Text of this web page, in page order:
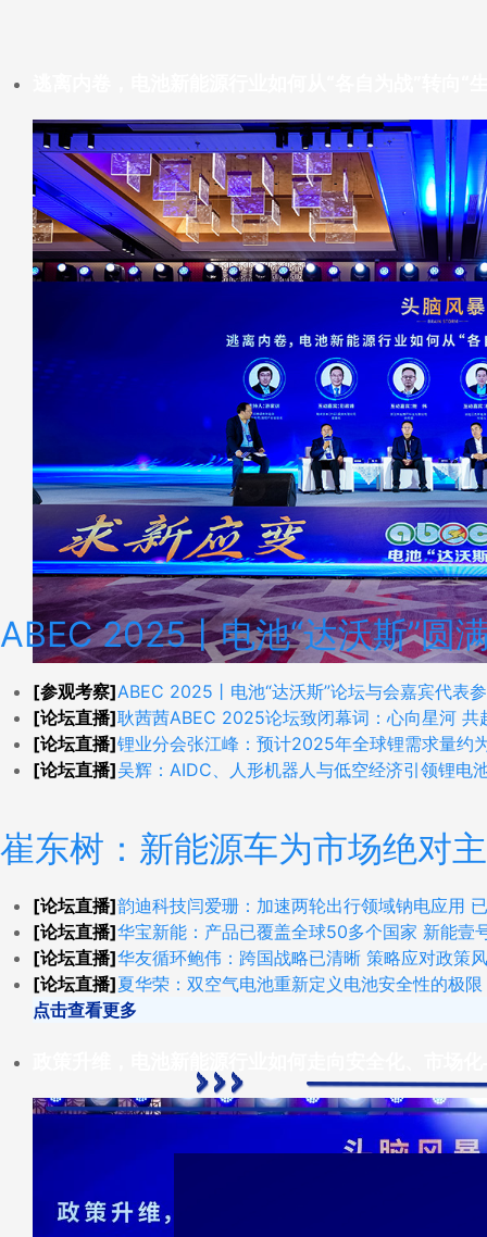
ABEC 2025丨电池“达沃斯”圆
[参观考察]ABEC 2025丨电池“达沃斯”论坛与会嘉宾代表
[论坛直播]耿茜茜ABEC 2025论坛致闭幕词：心向星河 共
[论坛直播]锂业分会张江峰：预计2025年全球锂需求量约
[论坛直播]吴辉：AIDC、人形机器人与低空经济引领锂电
崔东树：新能源车为市场绝对
[论坛直播]韵迪科技闫爱珊：加速两轮出行领域钠电应用
[论坛直播]华宝新能：产品已覆盖全球50多个国家 新能壹
[论坛直播]华友循环鲍伟：跨国战略已清晰 策略应对政策
[论坛直播]夏华荣：双空气电池重新定义电池安全性的极限
点击查看更多